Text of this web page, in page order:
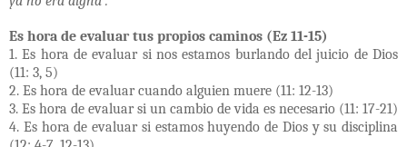
Es hora de evaluar tus propios caminos (Ez 11-15)
1. Es hora de evaluar si nos estamos burlando del juicio de Dios
(11: 3, 5)
2. Es hora de evaluar cuando alguien muere (11: 12-13)
3. Es hora de evaluar si un cambio de vida es necesario (11: 17-21)
4. Es hora de evaluar si estamos huyendo de Dios y su disciplina